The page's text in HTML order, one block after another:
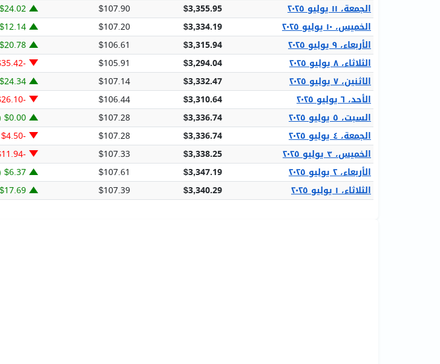
الجمعة، ١١ يوليو ٢٠٢٥
$3,355.95
$107.90
الخميس، ١٠ يوليو ٢٠٢٥
$3,334.19
$107.20
الأربعاء، ٩ يوليو ٢٠٢٥
$3,315.94
$106.61
الثلاثاء، ٨ يوليو ٢٠٢٥
$3,294.04
$105.91
-$35.42 (-1.06%)
الاثنين، ٧ يوليو ٢٠٢٥
$3,332.47
$107.14
الأحد، ٦ يوليو ٢٠٢٥
$3,310.64
$106.44
-$26.10 (-0.78%)
السبت، ٥ يوليو ٢٠٢٥
$3,336.74
$107.28
الجمعة، ٤ يوليو ٢٠٢٥
$3,336.74
$107.28
-$4.50 (-0.13%)
الخميس، ٣ يوليو ٢٠٢٥
$3,338.25
$107.33
-$11.94 (-0.36%)
الأربعاء، ٢ يوليو ٢٠٢٥
$3,347.19
$107.61
الثلاثاء، ١ يوليو ٢٠٢٥
$3,340.29
$107.39